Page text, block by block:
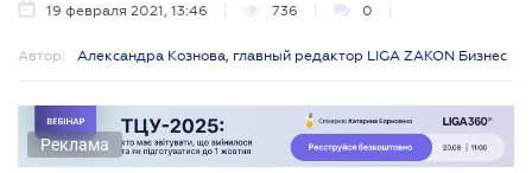
19 февраля 2021, 13:46 736 0
Автор: Александра Кознова, главный редактор LIGA ZAKON Бизнес
Реклама